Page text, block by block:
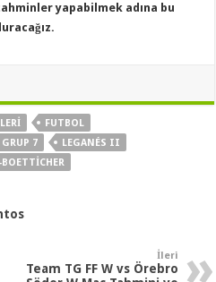
yapabilmek adına bu
FUTBOL
7
LEGANÉS II
BOETTICHER
İleri
Team TG FF W vs Örebro